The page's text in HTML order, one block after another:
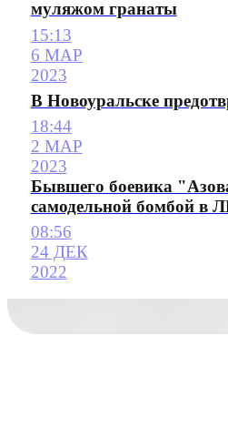
муляжом гранаты
15:13
6 МАР
2023
В Новоуральске
18:44
2 МАР
2023
Бывшего боевика
самодельной бомбой в
08:56
24 ДЕК
2022